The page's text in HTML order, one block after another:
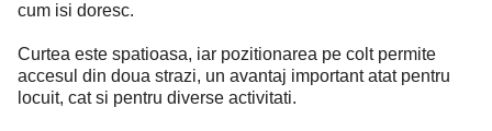
cum isi doresc.
Curtea este spatioasa, iar pozitionarea pe colt permite
accesul din doua strazi, un avantaj important atat pentru
locuit, cat si pentru diverse activitati.